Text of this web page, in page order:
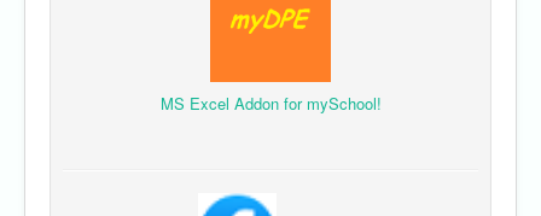
MS Excel Addon for mySchool!